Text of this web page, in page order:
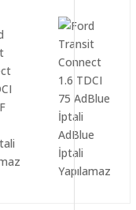
AdBlue
İptali
Yapılamaz